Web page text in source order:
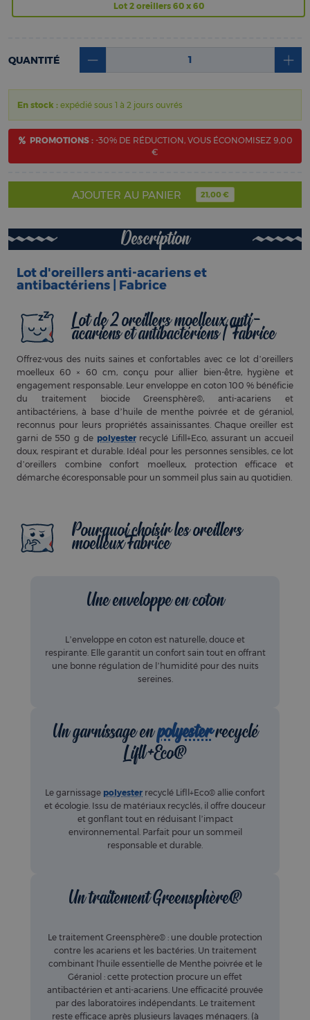
Lot 2 oreillers 60 x 60
QUANTITÉ
En stock : expédié sous 1 à 2 jours ouvrés
PROMOTIONS :-30% DE RÉDUCTION, VOUS ÉCONOMISEZ 9,00
€
AJOUTER AU PANIER 21,00 €
Description
Lot d'oreillers anti-acariens et
antibactériens | Fabrice
Lot de 2 oreillers moelleux anti-
acariens et antibactériens | Fabrice
Offrez-vous des nuits saines et confortables avec ce lot d’oreillers
moelleux 60 × 60 cm, conçu pour allier bien-être, hygiène et
engagement responsable. Leur enveloppe en coton 100 % bénéficie
du traitement biocide Greensphère®, anti-acariens et
antibactériens, à base d’huile de menthe poivrée et de géraniol,
reconnus pour leurs propriétés assainissantes. Chaque oreiller est
garni de 550 g de polyesterrecyclé Lifill+Eco, assurant un accueil
doux, respirant et durable. Idéal pour les personnes sensibles, ce lot
d’oreillers combine confort moelleux, protection efficace et
démarche écoresponsable pour un sommeil plus sain au quotidien.
Pourquoi choisir les oreillers
moelleux Fabrice
Une enveloppe en coton
L’enveloppe en coton est naturelle, douce et
respirante. Elle garantit un confort sain tout en offrant
une bonne régulation de l’humidité pour des nuits
sereines.
Un garnissage enpolyesterrecyclé
Lifll+Eco®
Le garnissage polyester recyclé Lifll+Eco® allie confort
et écologie. Issu de matériaux recyclés, il offre douceur
et gonflant tout en réduisant l’impact
environnemental. Parfait pour un sommeil
responsable et durable.
Un traitement Greensphère®
Le traitement Greensphère® : une double protection
contre les acariens et les bactéries. Un traitement
combinant l'huile essentielle de Menthe poivrée et le
Géraniol : cette protection procure un effet
antibactérien et anti-acariens. Une efficacité prouvée
par des laboratoires indépendants. Le traitement
reste efficace après plusieurs lavages ménagers. (à